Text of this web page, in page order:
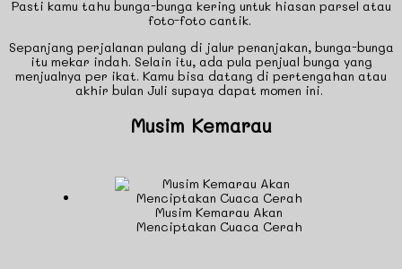
Pasti kamu tahu bunga-bunga kering untuk hiasan parsel atau
foto-foto cantik.
Sepanjang perjalanan pulang di jalur penanjakan, bunga-bunga
itu mekar indah. Selain itu, ada pula penjual bunga yang
menjualnya per ikat. Kamu bisa datang di pertengahan atau
akhir bulan Juli supaya dapat momen ini.
Musim Kemarau
Musim Kemarau Akan
Menciptakan Cuaca Cerah